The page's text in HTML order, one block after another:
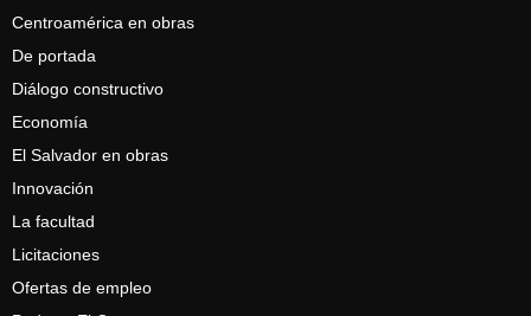
Centroamérica en obras
De portada
Diálogo constructivo
Economía
El Salvador en obras
Innovación
La facultad
Licitaciones
Ofertas de empleo